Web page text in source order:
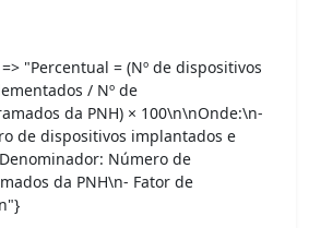
"Percentual = (Nº de dispositivos
/ Nº de
da PNH) × 100\n\nOnde:\n-
de dispositivos implantados e
Número de
da PNH\n- Fator de